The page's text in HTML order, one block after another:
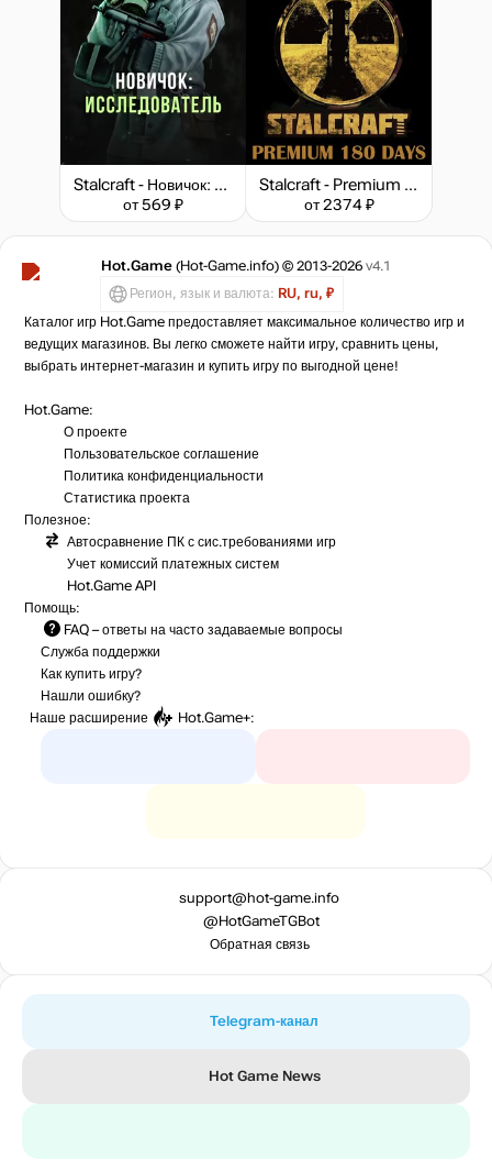
Stalcraft - Новичок: Исследователь (перс.)
от 569 ₽
Stalcraft - Premium 180 days
от 2374 ₽
Hot.Game (Hot-Game.info) © 2013-2026 v4.1
Регион, язык и валюта: RU, ru, ₽
Каталог игр Hot.Game предоставляет максимальное количество игр и
ведущих магазинов. Вы легко сможете найти игру, сравнить цены,
выбрать интернет-магазин и купить игру по выгодной цене!
Hot.Game:
О проекте
Пользовательское соглашение
Политика конфиденциальности
Статистика проекта
Полезное:
Автосравнение ПК с сис.требованиями игр
Учет комиссий платежных систем
Hot.Game API
Помощь:
FAQ – ответы на часто задаваемые вопросы
Служба поддержки
Как купить игру?
Нашли ошибку?
Наше расширение
Hot.Game+:
support@hot-game.info
@HotGameTGBot
Обратная связь
Telegram-канал
Hot Game News